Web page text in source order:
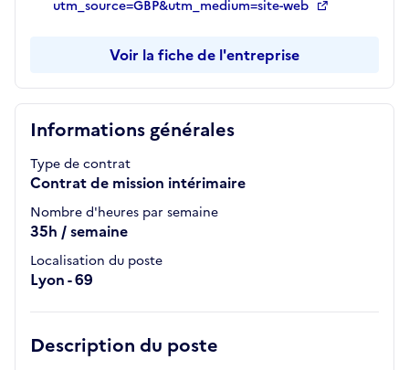
Informations générales
Type de contrat
Contrat de mission intérimaire
Nombre d'heures par semaine
35h / semaine
Localisation du poste
Lyon - 69
Description du poste
utm_source=GBP&utm_medium=site-web
Voir la fiche de l'entreprise